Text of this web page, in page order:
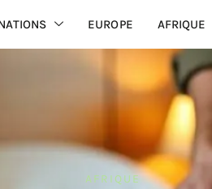
EUROPE AFRIQUE
AFRIQUE